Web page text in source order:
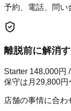
予約、電話、問い
離脱前に解消
Starter 148,000円
保守は月29,800円
店舗の事情に合